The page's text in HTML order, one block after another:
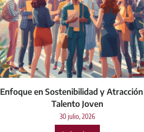
Enfoque en Sostenibilidad y
Talento Joven
30 julio, 2026